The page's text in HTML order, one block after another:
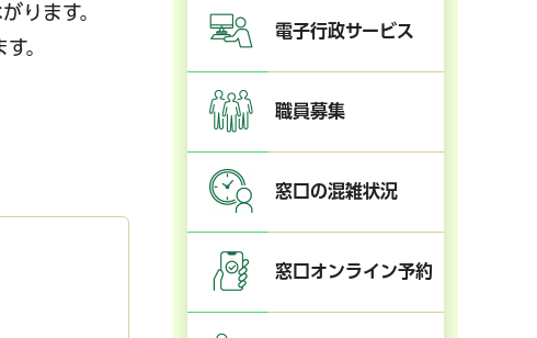
ります。
。
電子行政サービス
職員募集
窓口の混雑状況
窓口オンライン予約